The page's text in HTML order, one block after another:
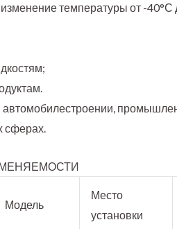
температуры от -40°С
сферах.
Модель
Место
установки